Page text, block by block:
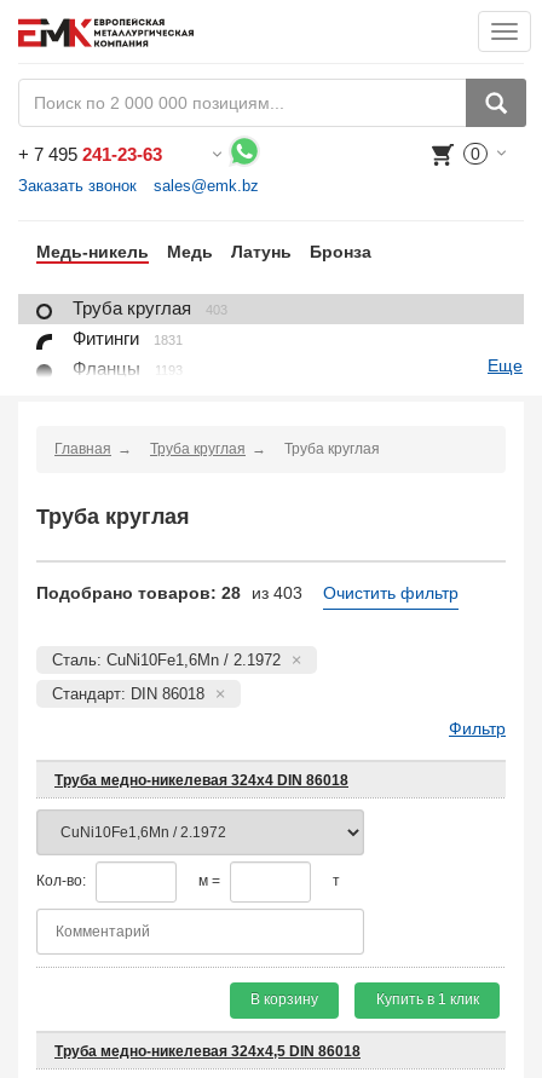
+ 7 495 241-23-63
Заказать звонок sales@emk.bz
0
Медь-никель Медь Латунь Бронза
Труба круглая 403
Фитинги 1831
Фланцы 1193
Квадрат 10
Шестигранник
Еще
Главная Труба круглая Труба круглая
Труба круглая
Подобрано товаров: 28 из 403 Очистить фильтр
Сталь: CuNi10Fe1,6Mn / 2.1972
Стандарт: DIN 86018
Фильтр
Труба медно-никелевая 324х4 DIN 86018
Кол-во: м = т
В корзину Купить в 1 клик
Труба медно-никелевая 324х4,5 DIN 86018